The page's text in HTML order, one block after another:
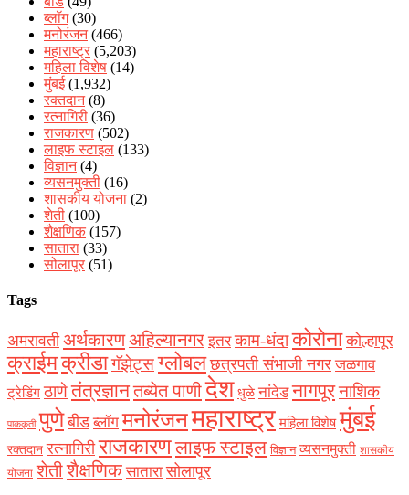
ब्लॉग(30)
मनोरंजन(466)
महाराष्ट्र (5,203)
महिला विशेष (14)
मुंबई(1,932)
रक्‍तदान(8)
रत्नागिरी (36)
राजकारण (502)
लाइफ स्टाइल (133)
विज्ञान(4)
व्यसनमुक्ती (16)
शासकीय योजना (2)
शेती (100)
शैक्षणिक (157)
सातारा (33)
सोलापूर (51)
Tags
अमरावती अर्थकारणअहिल्यानगर इतर काम-धंदाकोरोना कोल्हापूर
क्राईमक्रीडागॅझेट्सग्लोबल छत्रपती संभाजी नगर जळगाव
ट्रेडिंग ठाणेतंत्रज्ञानतब्येत पाणीदेश धुळे नांदेड नागपूरनाशिक
पाककृती पुणे बीड ब्लॉग मनोरंजनमहाराष्ट्र महिला विशेष मुंबई
रक्‍तदान रत्नागिरी राजकारणलाइफ स्टाइल विज्ञान व्यसनमुक्ती शासकीय
योजना शेतीशैक्षणिक सातारा सोलापूर